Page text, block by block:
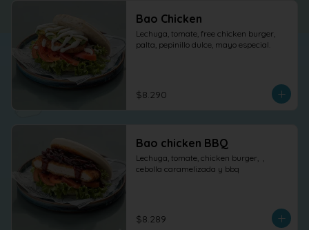
Bao Chicken
Lechuga, tomate, free chicken burger,
palta, pepinillo dulce, mayo especial.
$8.290
Bao chicken BBQ
Lechuga, tomate, chicken burger,  ,
cebolla caramelizada y bbq
$8.289